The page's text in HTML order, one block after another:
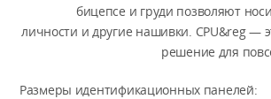
бицепсе и груди позволяют
личности и другие нашивки. CPU&reg —
решение для
Размеры идентификационных панелей: